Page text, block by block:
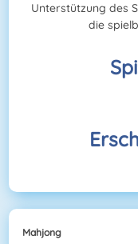
Unterstützung des
die
Mahjong